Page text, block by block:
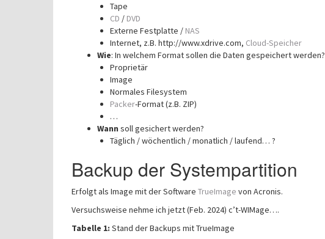
Tape
CD / DVD
Externe Festplatte / NAS
Internet, z.B. http://www.xdrive.com, Cloud-Speicher
Wie: In welchem Format sollen die Daten gespeichert werden?
Proprietär
Image
Normales Filesystem
Packer-Format (z.B. ZIP)
…
Wann soll gesichert werden?
Täglich / wöchentlich / monatlich / laufend… ?
Backup der Systempartition
Erfolgt als Image mit der Software TrueImage von Acronis.
Versuchsweise nehme ich jetzt (Feb. 2024) c’t-WIMage….
Tabelle 1: Stand der Backups mit TrueImage